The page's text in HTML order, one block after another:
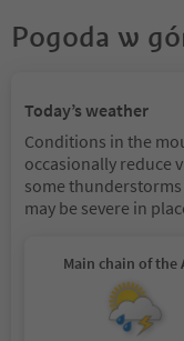
Pogoda w
Today’s weather
Conditions in the
occasionally reduce
some
may be severe in
Main chain of the